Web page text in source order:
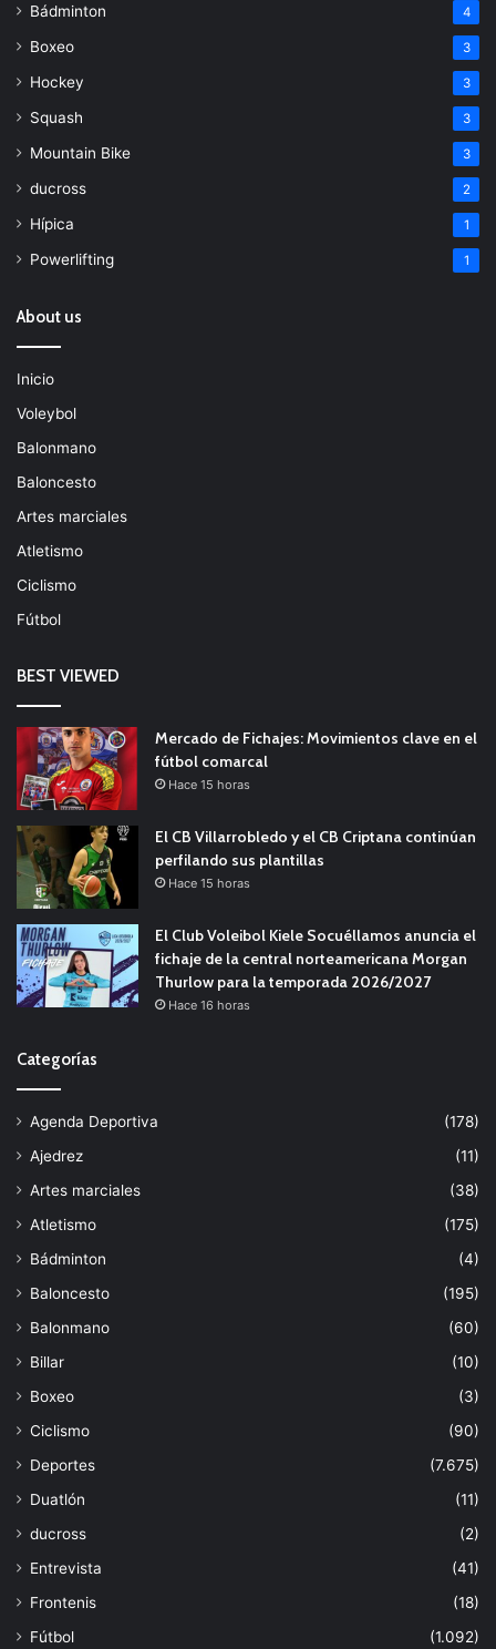
Bádminton 4
Boxeo 3
Hockey 3
Squash 3
Mountain Bike 3
ducross 2
Hípica 1
Powerlifting 1
About us
Inicio
Voleybol
Balonmano
Baloncesto
Artes marciales
Atletismo
Ciclismo
Fútbol
BEST VIEWED
Mercado de Fichajes: Movimientos clave en el
fútbol comarcal
Hace 15 horas
El CB Villarrobledo y el CB Criptana continúan
perfilando sus plantillas
Hace 15 horas
El Club Voleibol Kiele Socuéllamos anuncia el
fichaje de la central norteamericana Morgan
Thurlow para la temporada 2026/2027
Hace 16 horas
Categorías
Agenda Deportiva
(178)
Ajedrez
(11)
Artes marciales
(38)
Atletismo
(175)
Bádminton
(4)
Baloncesto
(195)
Balonmano
(60)
Billar
(10)
Boxeo
(3)
Ciclismo
(90)
Deportes
(7.675)
Duatlón
(11)
ducross
(2)
Entrevista
(41)
Frontenis
(18)
Fútbol
(1.092)